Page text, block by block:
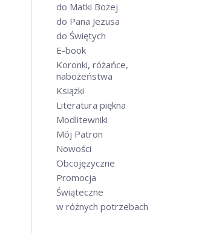
do Matki Bożej
do Pana Jezusa
do Świętych
E-book
Koronki, różańce,
nabożeństwa
Książki
Literatura piękna
Modlitewniki
Mój Patron
Nowości
Obcojęzyczne
Promocja
Świąteczne
w różnych potrzebach